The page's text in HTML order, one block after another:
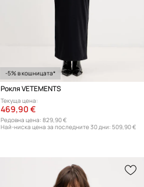
-5% в кошницата*
Рокля VETEMENTS
Текуща цена:
469,90 €
Редовна цена: 829,90 €
Най-ниска цена за последните 30 дни: 509,90 €